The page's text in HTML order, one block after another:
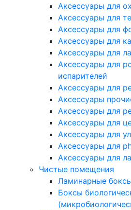
Аксессуары для
Аксессуары для
Аксессуары для
Аксессуары для
Аксессуары для
Аксессуары для
испарителей
Аксессуары для
Аксессуары
Аксессуары для
Аксессуары для
Аксессуары для
Аксессуары для
Аксессуары для
Чистые помещения
Ламинарные
Боксы